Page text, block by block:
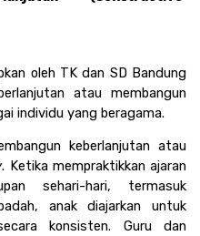
oleh TK dan SD Bandung
atau membangun
individu yang beragama.
. Ketika mempraktikkan ajaran
sehari-hari, termasuk
anak diajarkan untuk
konsisten. Guru dan